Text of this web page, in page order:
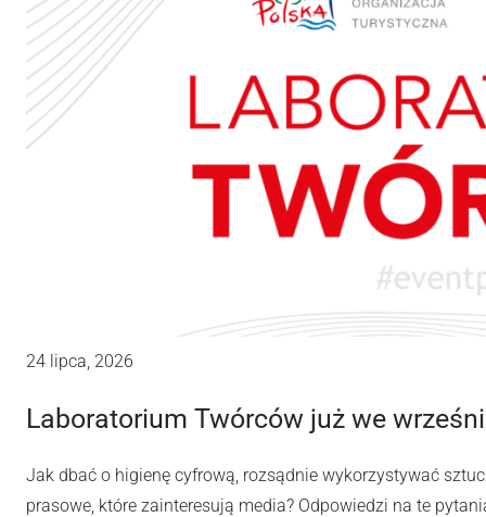
24 lipca, 2026
Laboratorium Twórców już we
Jak dbać o higienę cyfrową, rozsądnie wykorzystywać
prasowe, które zainteresują media? Odpowiedzi na te